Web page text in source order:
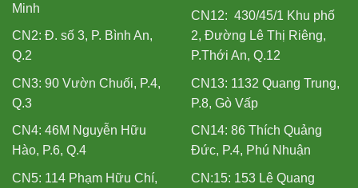
Minh
CN2: Đ. số 3, P. Bình An,
Q.2
CN3: 90 Vườn Chuối, P.4,
Q.3
CN4: 46M Nguyễn Hữu
Hào, P.6, Q.4
CN5: 114 Phạm Hữu Chí,
CN12: 430/45/1 Khu phố
2, Đường Lê Thị Riêng,
P.Thới An, Q.12
CN13: 1132 Quang Trung,
P.8, Gò Vấp
CN14: 86 Thích Quảng
Đức, P.4, Phú Nhuận
CN:15: 153 Lê Quang